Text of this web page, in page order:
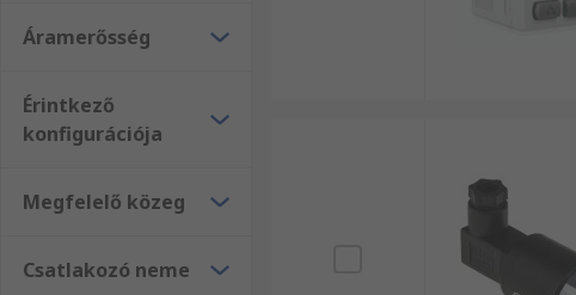
Áramerősség
Érintkező
konfigurációja
Megfelelő közeg
Csatlakozó neme